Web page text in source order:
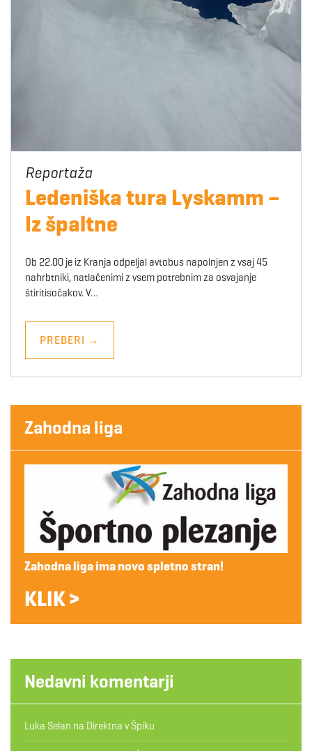
Ledeniška tura Lyskamm –
Iz špaltne
Ob 22.00 je iz Kranja odpeljal avtobus napolnjen z vsaj 45
nahrbtniki, natlačenimi z vsem potrebnim za osvajanje
štiritisočakov. V…
PREBERI →
Zahodna liga
Zahodna liga ima novo spletno stran!
KLIK >
Nedavni komentarji
Luka Selan na Direktna v Špiku